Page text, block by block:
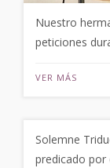
Nuestro
peticiones
VER MÁS
Solemne
predicado por